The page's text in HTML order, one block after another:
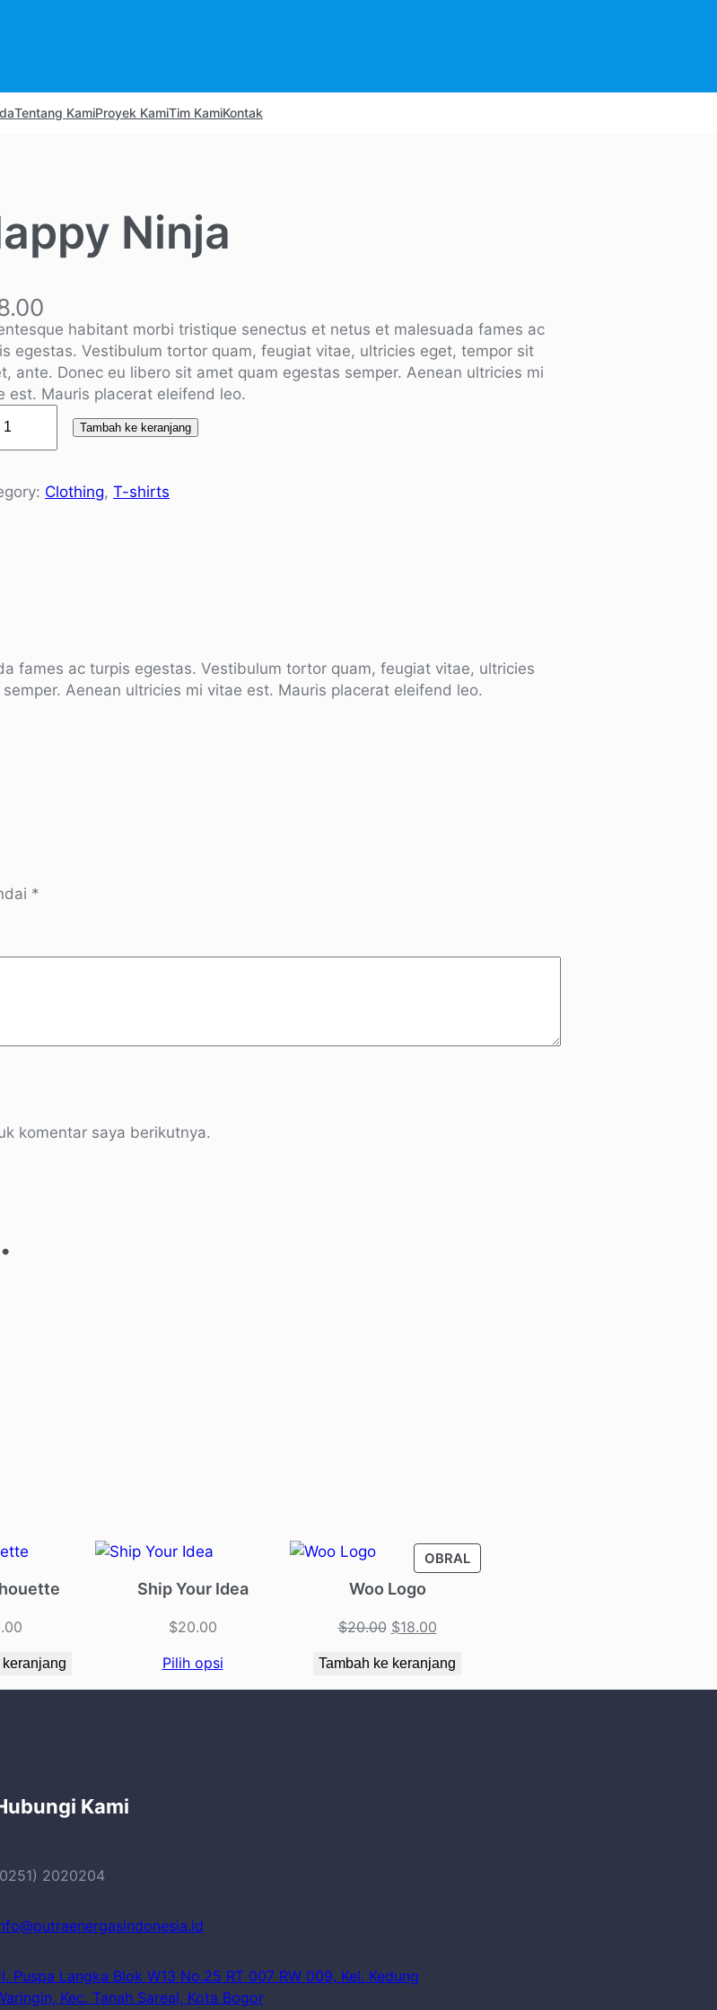
Tentang KamiProyek KamiTim KamiKontak
Ninja
habitant morbi tristique senectus et netus et malesuada fames ac
egestas. Vestibulum tortor quam, feugiat vitae, ultricies eget, tempor sit
ante. Donec eu libero sit amet quam egestas semper. Aenean ultricies mi
est. Mauris placerat eleifend leo.
Tambah ke keranjang
Clothing, T-shirts
fames ac turpis egestas. Vestibulum tortor quam, feugiat vitae, ultricies
Aenean ultricies mi vitae est. Mauris placerat eleifend leo.
*
komentar saya berikutnya.
Ship Your Idea
$20.00
Pilih opsi
OBRAL
Woo Logo
$20.00 $18.00
Tambah ke keranjang
Kami
2020204
Puspa Langka Blok W13 No.25 RT 007 RW 009, Kel. Kedung
Kec. Tanah Sareal, Kota Bogor